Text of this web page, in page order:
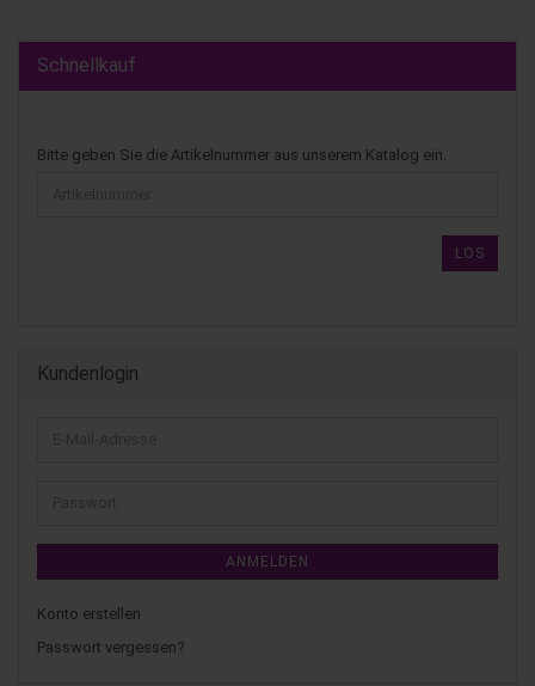
Schnellkauf
Bitte geben Sie die Artikelnummer aus unserem Katalog ein.
LOS
Kundenlogin
ANMELDEN
Konto erstellen
Passwort vergessen?